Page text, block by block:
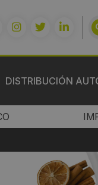
DISTRIBUCIÓN